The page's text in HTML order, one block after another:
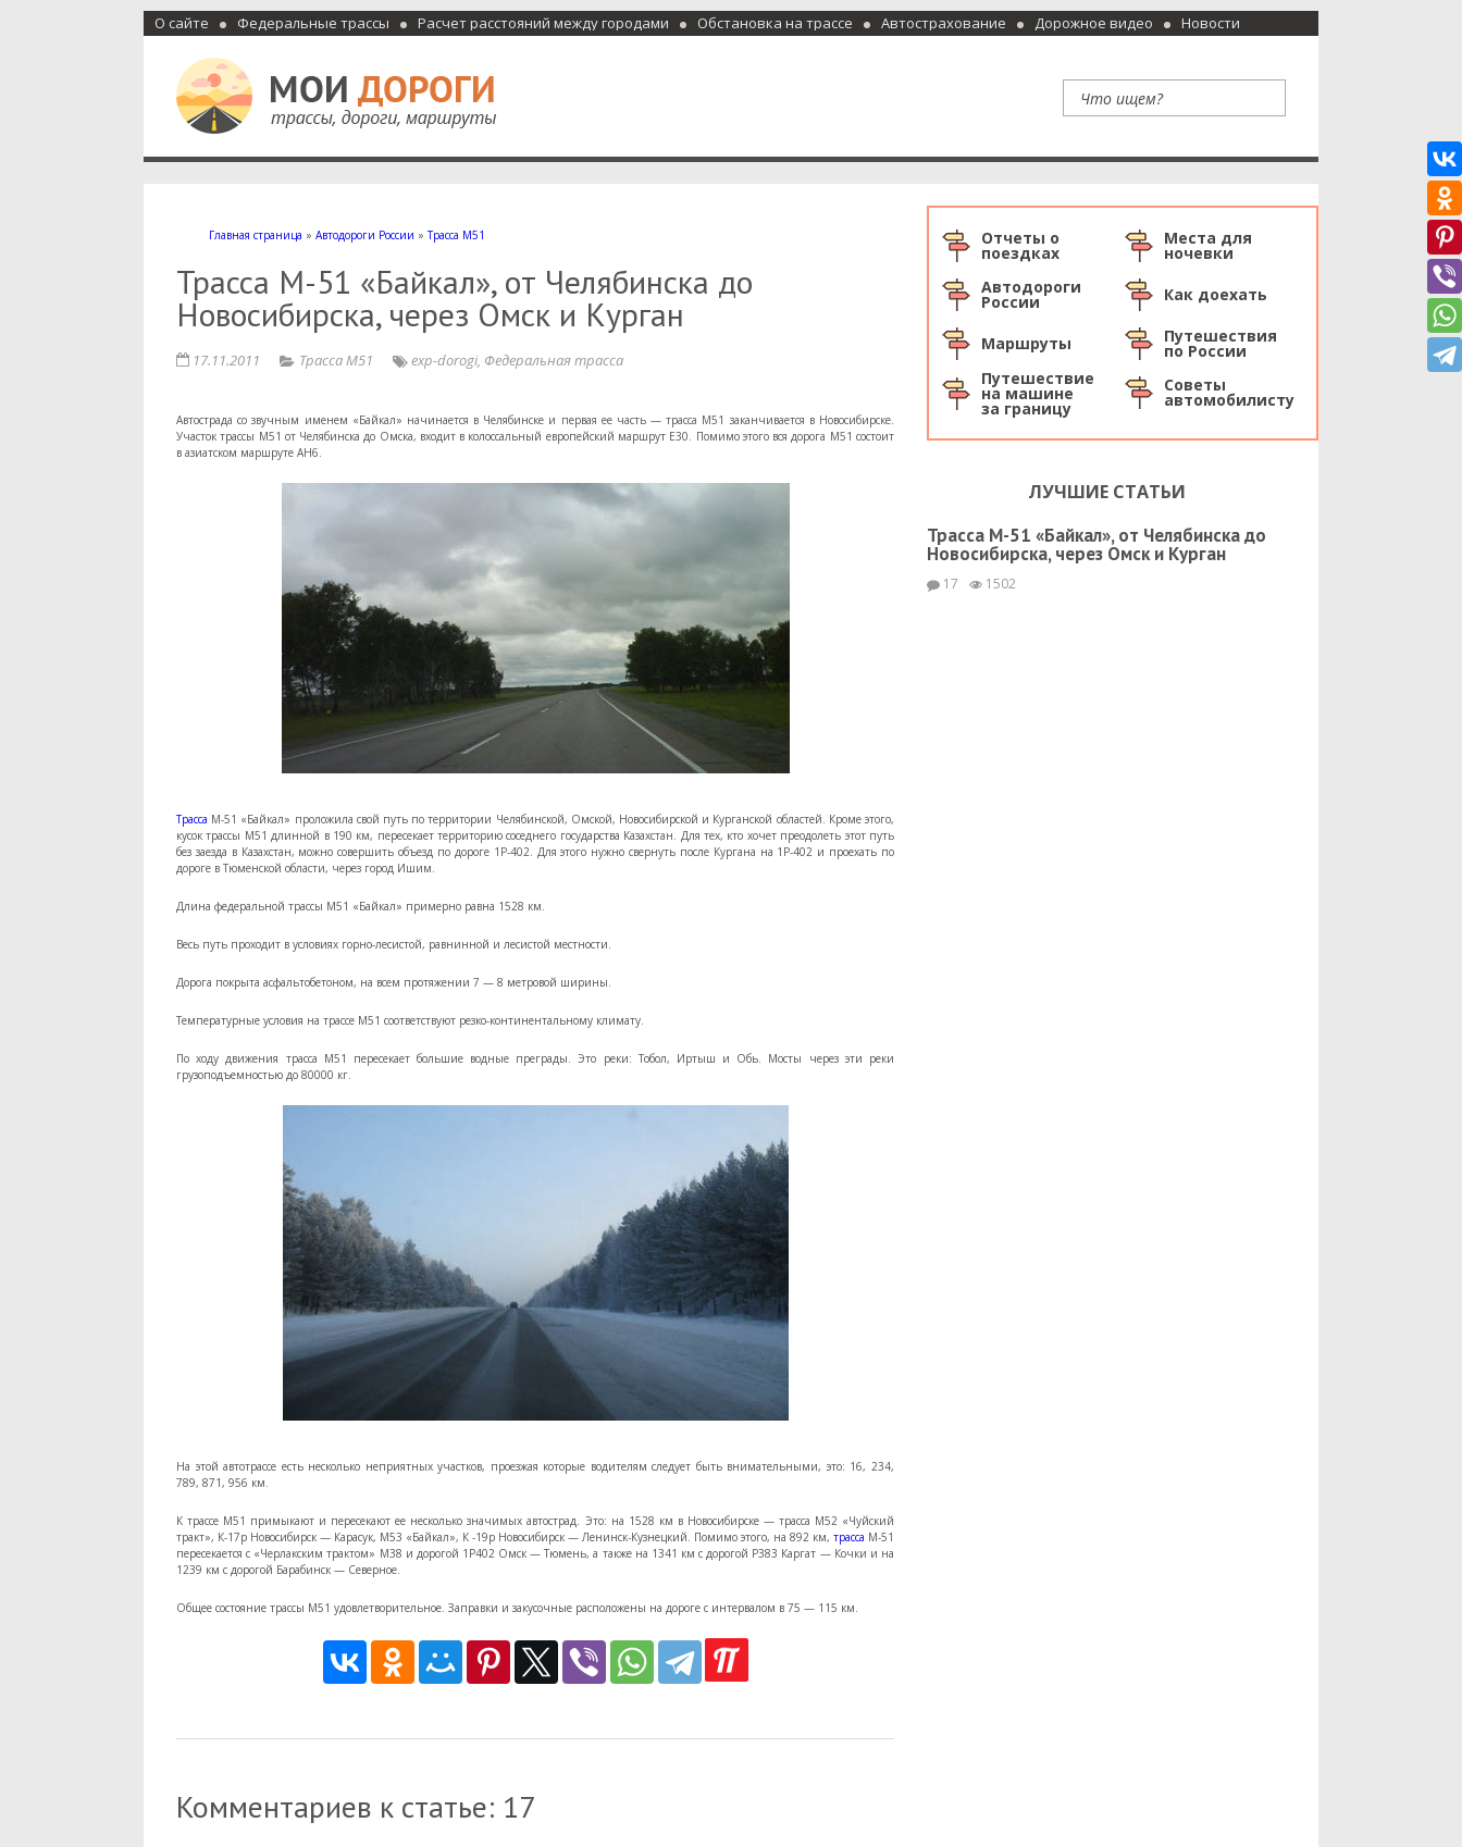
О сайте Федеральные трассы Расчет расстояний между городами Обстановка на трассе Автострахование Дорожное видео Новости
Мои дороги
Как доехать, автомобильные дороги и трассы России, мотели и гостиницы
Главная страница » Автодороги России »Трасса М51
Трасса М-51 «Байкал», от Челябинска до
Новосибирска, через Омск и Курган
17.11.2011 Трасса М51 exp-dorogi, Федеральная трасса
Автострада со звучным именем «Байкал» начинается в Челябинске и первая ее часть — трасса М51 заканчивается в Новосибирске.
Участок трассы М51 от Челябинска до Омска, входит в колоссальный европейский маршрут Е30. Помимо этого вся дорога М51 состоит
в азиатском маршруте АН6.
Трасса М-51 «Байкал» проложила свой путь по территории Челябинской, Омской, Новосибирской и Курганской областей. Кроме этого,
кусок трассы М51 длинной в 190 км, пересекает территорию соседнего государства Казахстан. Для тех, кто хочет преодолеть этот путь
без заезда в Казахстан, можно совершить объезд по дороге 1Р-402. Для этого нужно свернуть после Кургана на 1Р-402 и проехать по
дороге в Тюменской области, через город Ишим.
Длина федеральной трассы М51 «Байкал» примерно равна 1528 км.
Весь путь проходит в условиях горно-лесистой, равнинной и лесистой местности.
Дорога покрыта асфальтобетоном, на всем протяжении 7 — 8 метровой ширины.
Температурные условия на трассе М51 соответствуют резко-континентальному климату.
По ходу движения трасса М51 пересекает большие водные преграды. Это реки: Тобол, Иртыш и Обь. Мосты через эти реки
грузоподъемностью до 80000 кг.
На этой автотрассе есть несколько неприятных участков, проезжая которые водителям следует быть внимательными, это: 16, 234,
789, 871, 956 км.
К трассе М51 примыкают и пересекают ее несколько значимых автострад. Это: на 1528 км в Новосибирске — трасса М52 «Чуйский
тракт», К-17р Новосибирск — Карасук, М53 «Байкал», К -19р Новосибирск — Ленинск-Кузнецкий. Помимо этого, на 892 км, трасса М-51
пересекается с «Черлакским трактом» М38 и дорогой 1Р402 Омск — Тюмень, а также на 1341 км с дорогой Р383 Каргат — Кочки и на
1239 км с дорогой Барабинск — Северное.
Общее состояние трассы М51 удовлетворительное. Заправки и закусочные расположены на дороге с интервалом в 75 — 115 км.
Комментариев к статье: 17
Отчеты о
поездках
Места для
ночевки
Автодороги
России Как доехать
Маршруты Путешествия
по России
Путешествие
на машине
за границу
Советы
автомобилисту
ЛУЧШИЕ СТАТЬИ
Трасса М-51 «Байкал», от Челябинска до
Новосибирска, через Омск и Курган
17 1502